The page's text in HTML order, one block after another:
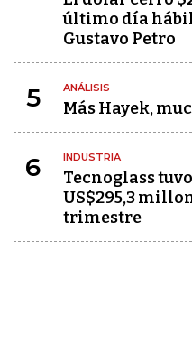
último día
Gustavo Petro
5 ANÁLISIS
Más Hayek,
6 INDUSTRIA
Tecnoglass
US$295,3
trimestre